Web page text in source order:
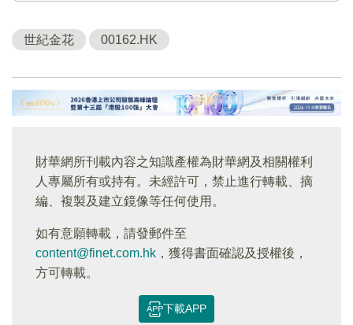
世紀金花 00162.HK
財華網所刊載內容之知識產權為財華網及相關權利
人專屬所有或持有。未經許可，禁止進行轉載、摘
編、複製及建立鏡像等任何使用。
如有意願轉載，請發郵件至
content@finet.com.hk ，獲得書面確認及授權後，
方可轉載。
下載APP